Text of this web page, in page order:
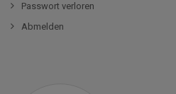
Passwort verloren
Abmelden